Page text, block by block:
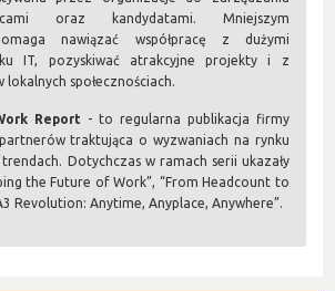
oraz kandydatami. Mniejszym
nawiązać współpracę z dużymi
IT, pozyskiwać atrakcyjne projekty i z
lokalnych społecznościach.
Report - to regularna publikacja firmy
traktująca o wyzwaniach na rynku
Dotychczas w ramach serii ukazały
the Future of Work”, “From Headcount to
Revolution: Anytime, Anyplace, Anywhere”.